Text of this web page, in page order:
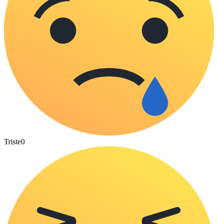
Triste0